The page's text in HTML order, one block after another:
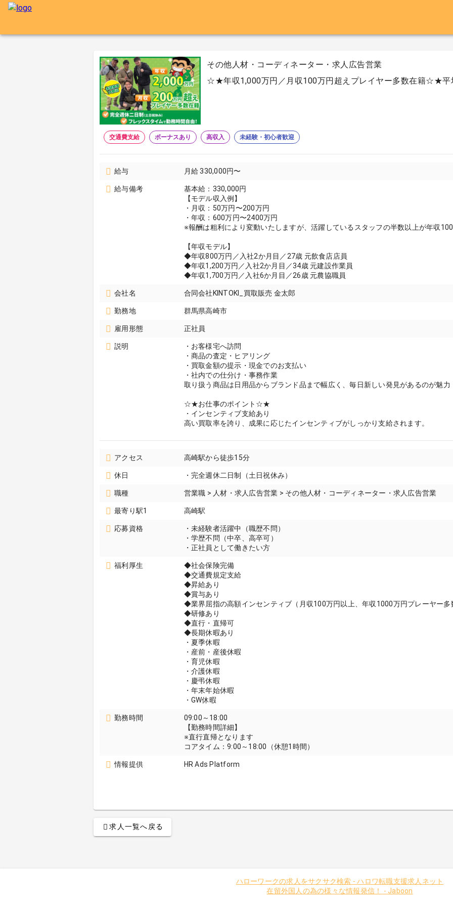
その他人材・コーディネーター・求人広告営業
☆★年収1,000万円／月収100万円超えプレイヤー多数在籍☆★平
交通費支給 ボーナスあり 高収入 未経験・初心者歓迎
給与 月給 330,000円〜
給与備考
基本給：330,000円
【モデル収入例】
・月収：50万円〜200万円
・年収：600万円〜2400万円
※報酬は粗利により変動いたしますが、活躍しているスタッフの半数以上が年収
【年収モデル】
◆年収800万円／入社2か月目／27歳 元飲食店店員
◆年収1,200万円／入社2か月目／34歳 元建設作業員
◆年収1,700万円／入社6か月目／26歳 元農協職員
会社名 合同会社KINTOKI_買取販売 金太郎
勤務地 群馬県高崎市
雇用形態 正社員
説明
・お客様宅へ訪問
・商品の査定・ヒアリング
・買取金額の提示・現金でのお支払い
・社内での仕分け・事務作業
取り扱う商品は日用品からブランド品まで幅広く、毎日新しい発見があるのが魅力
☆★お仕事のポイント☆★
・インセンティブ支給あり
高い買取率を誇り、成果に応じたインセンティブがしっかり支給されます。
アクセス 高崎駅から徒歩15分
休日 ・完全週休二日制（土日祝休み）
職種 営業職 > 人材・求人広告営業 > その他人材・コーディネーター・求人広告営業
最寄り駅1 高崎駅
応募資格
・未経験者活躍中（職歴不問）
・学歴不問（中卒、高卒可）
・正社員として働きたい方
福利厚生
◆社会保険完備
◆交通費規定支給
◆昇給あり
◆賞与あり
◆業界屈指の高額インセンティブ（月収100万円以上、年収1000万円プレーヤー多
◆研修あり
◆直行・直帰可
◆長期休暇あり
・夏季休暇
・産前・産後休暇
・育児休暇
・介護休暇
・慶弔休暇
・年末年始休暇
・GW休暇
勤務時間
09:00～18:00
【勤務時間詳細】
※直行直帰となります
コアタイム：9:00～18:00（休憩1時間）
情報提供 HR Ads Platform
求人一覧へ戻る
ハローワークの求人をサクサク検索 -ハロワ転職支援求人ネット
在留外国人の為の様々な情報発信！
- Jaboon